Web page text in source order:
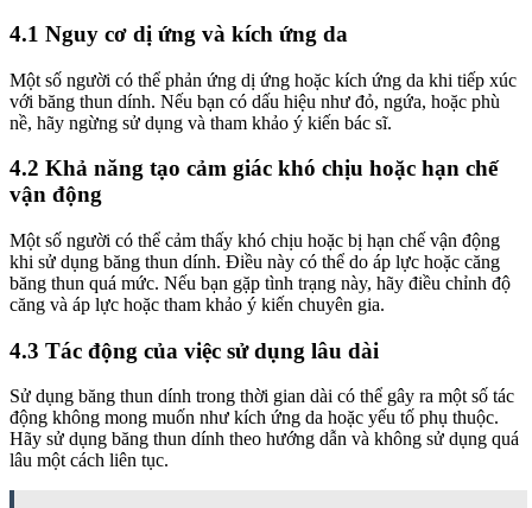
4.1 Nguy cơ dị ứng và kích ứng da
Một số người có thể phản ứng dị ứng hoặc kích ứng da khi tiếp xúc
với băng thun dính. Nếu bạn có dấu hiệu như đỏ, ngứa, hoặc phù
nề, hãy ngừng sử dụng và tham khảo ý kiến ​​bác sĩ.
4.2 Khả năng tạo cảm giác khó chịu hoặc hạn chế
vận động
Một số người có thể cảm thấy khó chịu hoặc bị hạn chế vận động
khi sử dụng băng thun dính. Điều này có thể do áp lực hoặc căng
băng thun quá mức. Nếu bạn gặp tình trạng này, hãy điều chỉnh độ
căng và áp lực hoặc tham khảo ý kiến ​​chuyên gia.
4.3 Tác động của việc sử dụng lâu dài
Sử dụng băng thun dính trong thời gian dài có thể gây ra một số tác
động không mong muốn như kích ứng da hoặc yếu tố phụ thuộc.
Hãy sử dụng băng thun dính theo hướng dẫn và không sử dụng quá
lâu một cách liên tục.